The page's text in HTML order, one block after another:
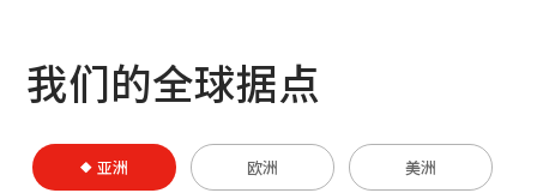
我们的全球据点
亚洲 欧洲 美洲